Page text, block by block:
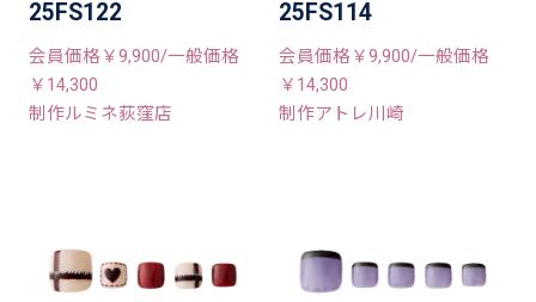
25FS122
会員価格￥9,900/一般価格
￥14,300
制作ルミネ荻窪店
25FS114
会員価格￥9,900/一般価格
￥14,300
制作アトレ川崎